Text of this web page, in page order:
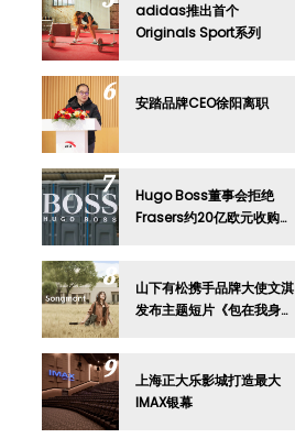
adidas推出首个
Originals Sport系列
安踏品牌CEO徐阳离职
Hugo Boss董事会拒绝
Frasers约20亿欧元收购要
山下有松携手品牌大使文淇
发布主题短片《包在我身
上海正大乐影城打造最大
IMAX银幕